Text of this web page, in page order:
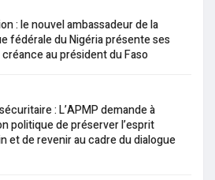
: le nouvel ambassadeur de la
fédérale du Nigéria présente ses
au président du Faso
: L’APMP demande à
politique de préserver l’esprit
et de revenir au cadre du dialogue